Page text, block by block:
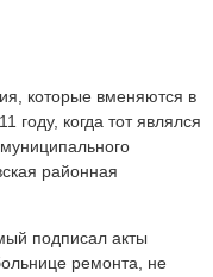
которые вменяются в
году, когда тот являлся
районная
подписал акты
ремонта, не